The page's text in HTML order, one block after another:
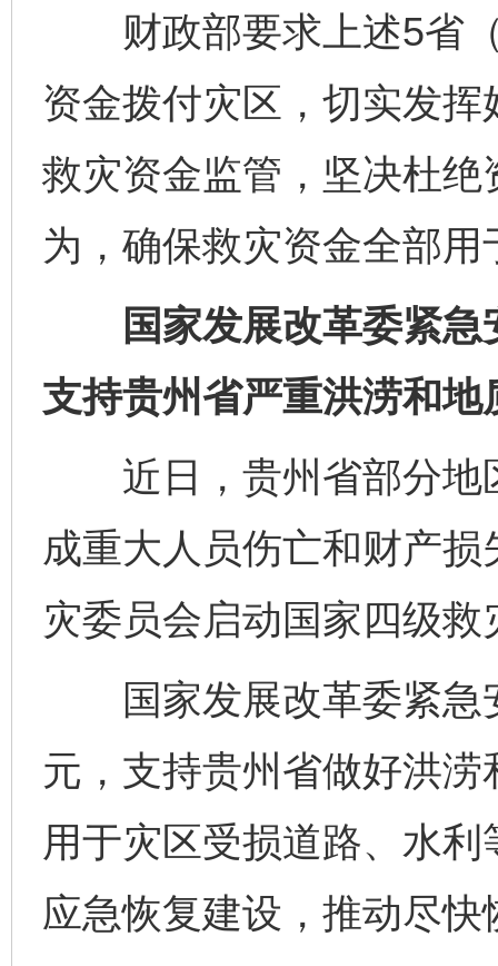
财政部要求上述5省（
资金拨付灾区，切实发
救灾资金监管，坚决杜
为，确保救灾资金全部
国家发展改革委紧急
支持贵州省严重洪涝和
近日，贵州省部分地
成重大人员伤亡和财产
灾委员会启动国家四级救
国家发展改革委紧急
元，支持贵州省做好洪
用于灾区受损道路、水
应急恢复建设，推动尽